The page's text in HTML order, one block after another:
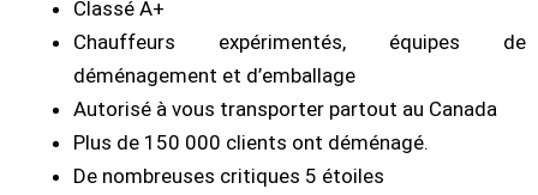
Classé A+
Chauffeurs expérimentés, équipes de
déménagement et d’emballage
Autorisé à vous transporter partout au Canada
Plus de 150 000 clients ont déménagé.
De nombreuses critiques 5 étoiles